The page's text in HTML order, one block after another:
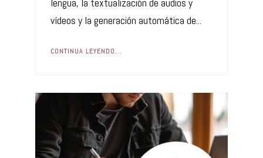
lengua, la textualización de audios y
vídeos y la generación automática de...
CONTINUA LEYENDO...